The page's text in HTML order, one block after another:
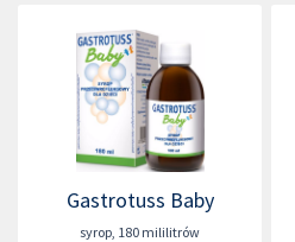
Gastrotuss Baby
syrop, 180 mililitrów